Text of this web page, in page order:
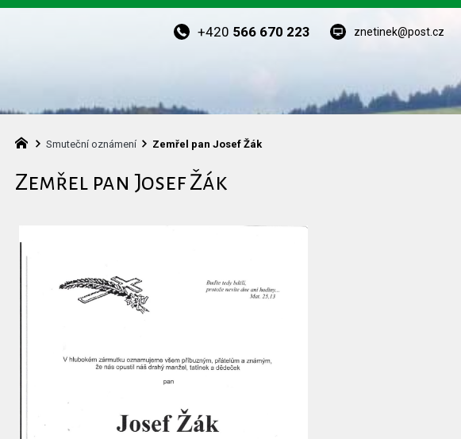
+420 566 670 223 znetinek@post.cz
Smuteční oznámení Zemřel pan Josef Žák
Zemřel pan Josef Žák